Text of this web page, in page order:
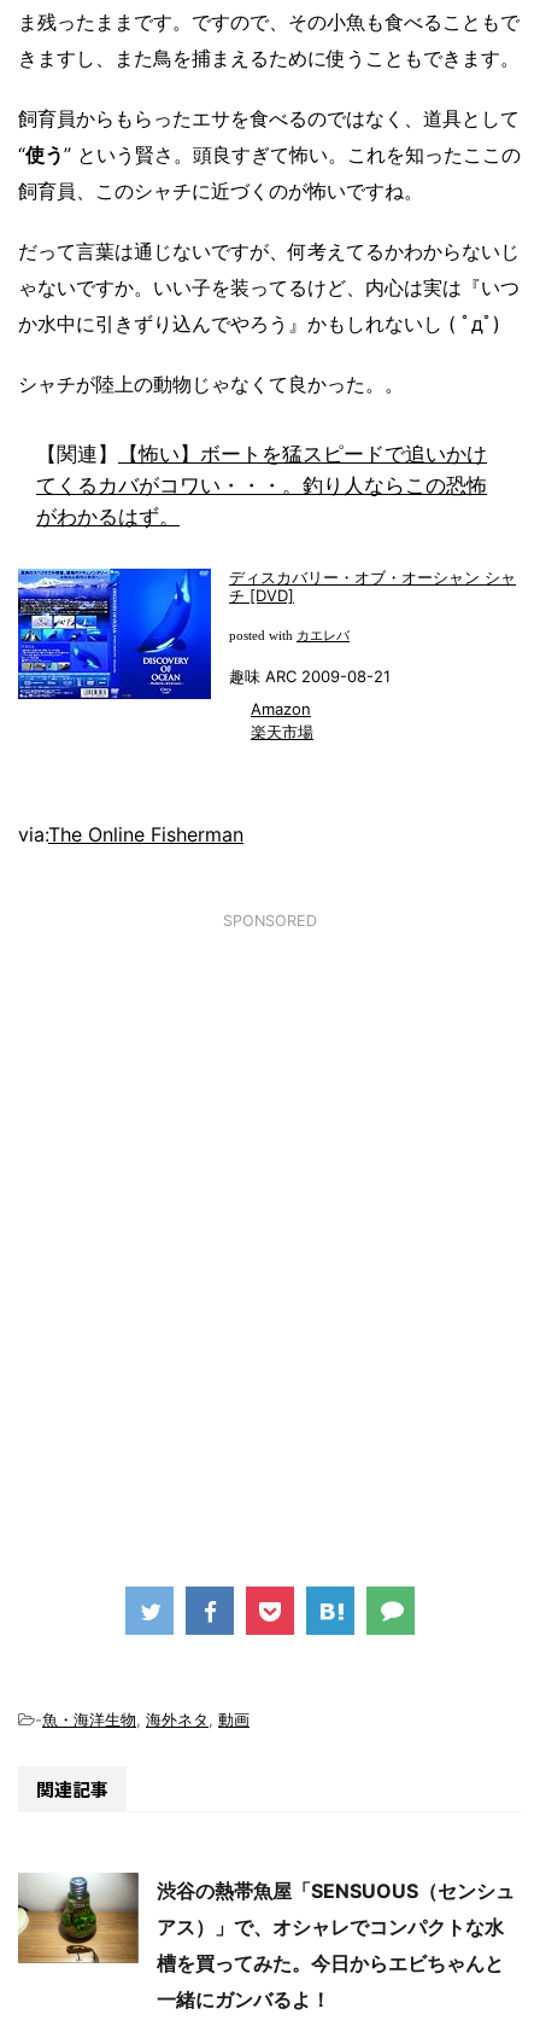
ま残ったままです。ですので、その小魚も食べることもで
きますし、また鳥を捕まえるために使うこともできます。
飼育員からもらったエサを食べるのではなく、道具として
“使う” という賢さ。頭良すぎて怖い。これを知ったここの
飼育員、このシャチに近づくのが怖いですね。
だって言葉は通じないですが、何考えてるかわからないじ
ゃないですか。いい子を装ってるけど、内心は実は『いつ
か水中に引きずり込んでやろう』かもしれないし ( ﾟдﾟ)
シャチが陸上の動物じゃなくて良かった。。
【関連】
【怖い】ボートを猛スピードで追いかけ
てくるカバがコワい・・・。釣り人ならこの恐怖
がわかるはず。
ディスカバリー・オブ・オーシャン シャ
チ [DVD]
posted with カエレバ
趣味 ARC 2009-08-21
Amazon
楽天市場
via:The Online Fisherman
SPONSORED
-魚・海洋生物, 海外ネタ, 動画
関連記事
渋谷の熱帯魚屋「SENSUOUS（センシュ
アス）」で、オシャレでコンパクトな水
槽を買ってみた。今日からエビちゃんと
一緒にガンバるよ！